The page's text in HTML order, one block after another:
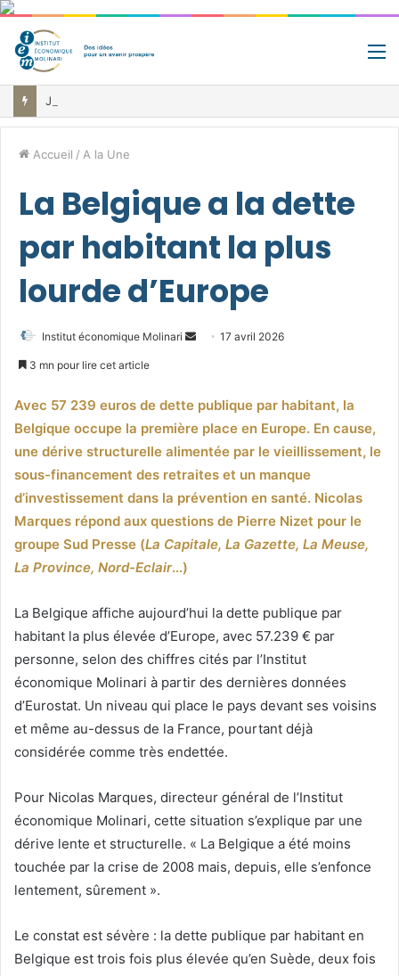
Accueil / A la Une
La Belgique a la dette
par habitant la plus
lourde d’Europe
Institut économique Molinari
Envoyer17 avril 2026
3 mn pour lire cet article
Avec 57 239 euros de dette publique par habitant, la
Belgique occupe la première place en Europe. En cause,
une dérive structurelle alimentée par le vieillissement, le
sous-financement des retraites et un manque
d’investissement dans la prévention en santé. Nicolas
Marques répond aux questions de Pierre Nizet pour le
groupe Sud Presse (La Capitale, La Gazette, La Meuse,
La Province, Nord-Eclair…)
La Belgique affiche aujourd’hui la dette publique par
habitant la plus élevée d’Europe, avec 57.239 € par
personne, selon des chiffres cités par l’Institut
économique Molinari à partir des dernières données
d’Eurostat. Un niveau qui place le pays devant ses voisins
et même au-dessus de la France, pourtant déjà
considérée comme très endettée.
Pour Nicolas Marques, directeur général de l’Institut
économique Molinari, cette situation s’explique par une
dérive lente et structurelle. « La Belgique a été moins
touchée par la crise de 2008 mais, depuis, elle s’enfonce
lentement, sûrement ».
Le constat est sévère : la dette publique par habitant en
Belgique est trois fois plus élevée qu’en Suède, deux fois